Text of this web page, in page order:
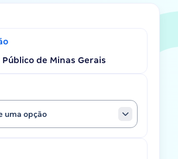
de Minas Gerais
uma opção